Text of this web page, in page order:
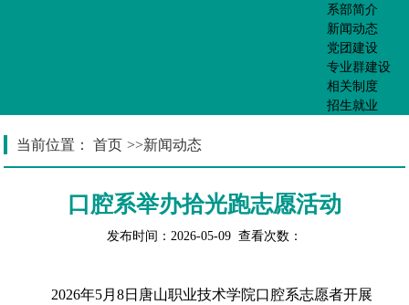
系部简介
新闻动态
党团建设
专业群建设
相关制度
招生就业
当前位置： 首页 >>新闻动态
口腔系举办拾光跑志愿活动
发布时间：2026-05-09 查看次数：
2026年5月8日唐山职业技术学院口腔系志愿者开展